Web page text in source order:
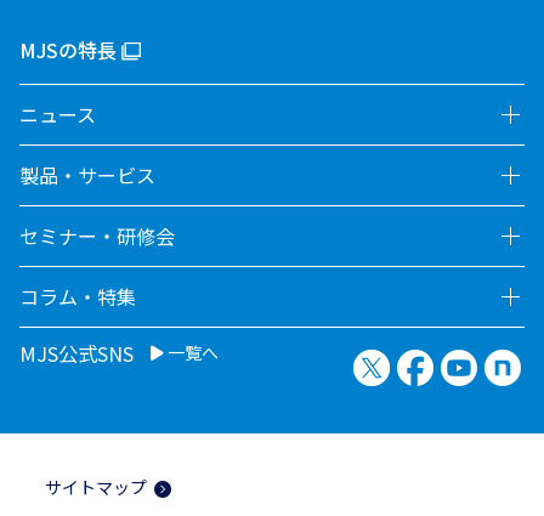
MJSの特長
ニュース
製品・サービス
セミナー・研修会
コラム・特集
MJS公式SNS
一覧へ X（旧Twitter）
Facebook
サイトマップ